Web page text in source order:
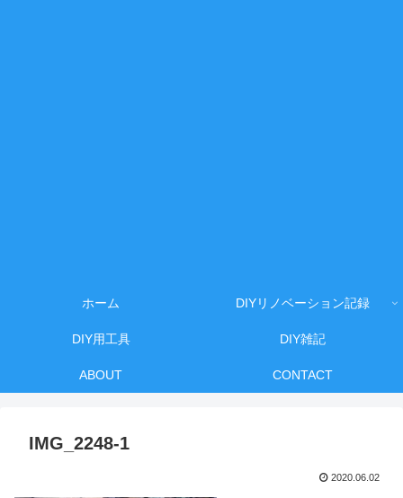
ホーム DIYリノベーション記録
DIY用工具 DIY雑記
ABOUT CONTACT
IMG_2248-1
2020.06.02